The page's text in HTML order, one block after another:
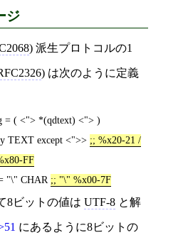
ジ
) 派生プロトコルの1
) は次のように定義
quoted-string = ( <"> *(qdtext) <"> )
= <any TEXT except <">> ;; %x20-21 /
FF
quoted-pair = "\" CHAR ;; "\" %x00-7F
8ビットの値は UTF-8 と解
にあるように8ビットの